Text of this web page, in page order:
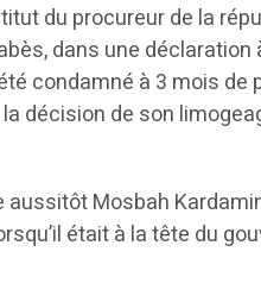
du procureur de la
dans une déclaration
condamné à 3 mois de
décision de son
aussitôt Mosbah
était à la tête du